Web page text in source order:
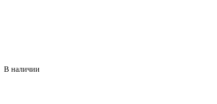
В наличии